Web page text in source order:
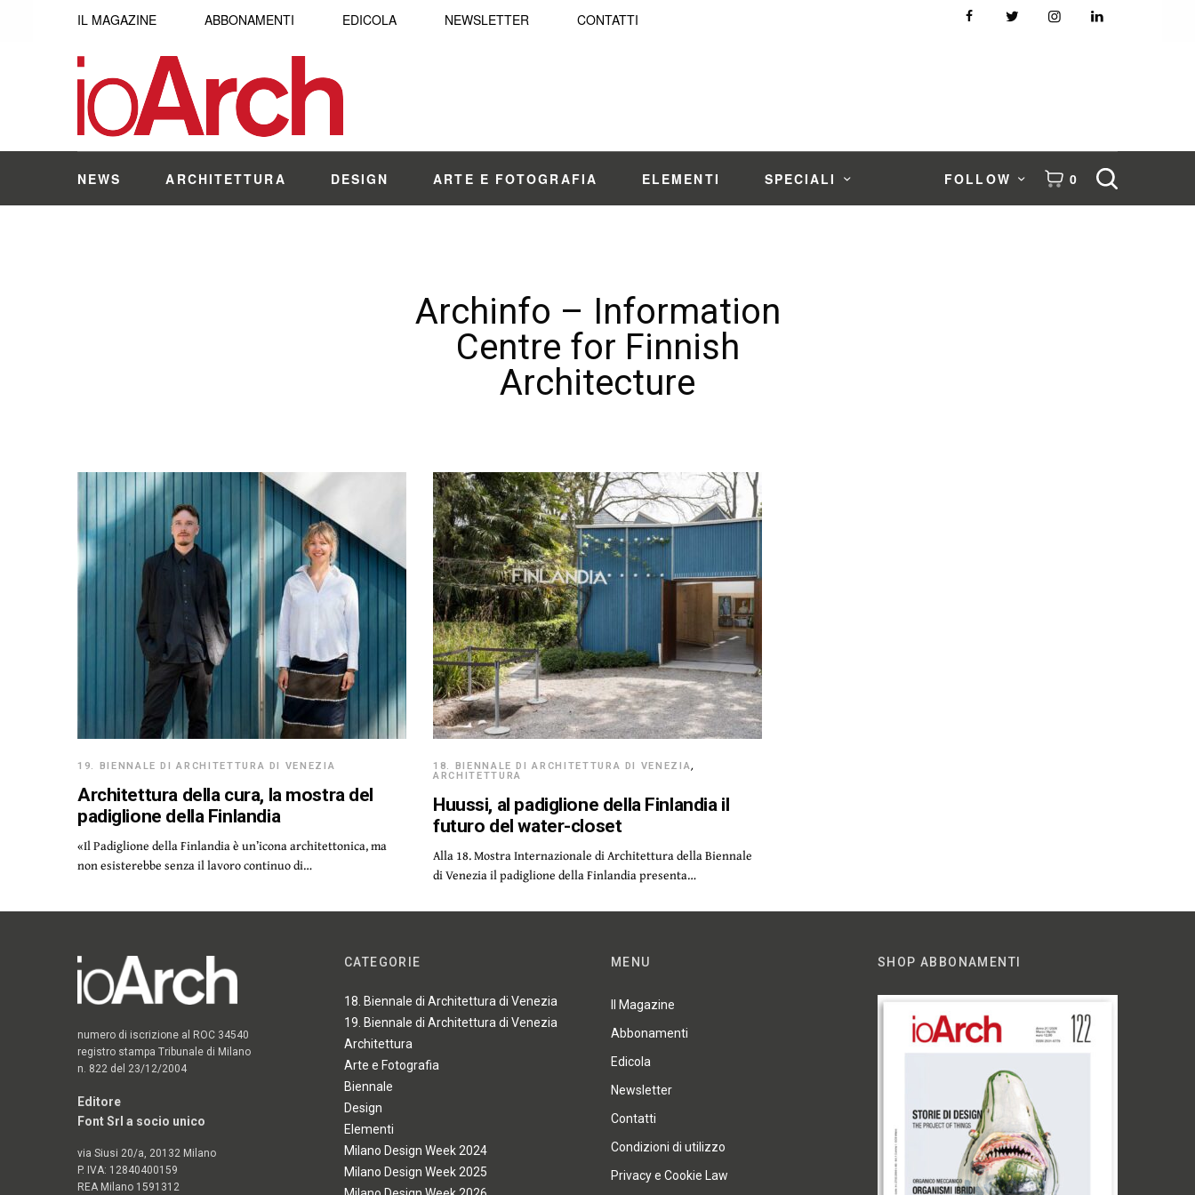
IL MAGAZINE ABBONAMENTI EDICOLA NEWSLETTER CONTATTI
NEWS ARCHITETTURA DESIGN ARTE E FOTOGRAFIA ELEMENTI SPECIALI FOLLOW 0
Archinfo – Information
Centre for Finnish
Architecture
19. BIENNALE DI ARCHITETTURA DI VENEZIA
Architettura della cura, la mostra del
padiglione della Finlandia
«Il Padiglione della Finlandia è un’icona architettonica, ma
non esisterebbe senza il lavoro continuo di…
18. BIENNALE DI ARCHITETTURA DI VENEZIA,
ARCHITETTURA
Huussi, al padiglione della Finlandia il
futuro del water-closet
Alla 18. Mostra Internazionale di Architettura della Biennale
di Venezia il padiglione della Finlandia presenta…
numero di iscrizione al ROC 34540
registro stampa Tribunale di Milano
n. 822 del 23/12/2004
Editore
Font Srl a socio unico
via Siusi 20/a, 20132 Milano
P. IVA: 12840400159
REA Milano 1591312
CATEGORIE
18. Biennale di Architettura di Venezia
19. Biennale di Architettura di Venezia
Architettura
Arte e Fotografia
Biennale
Design
Elementi
Milano Design Week 2024
Milano Design Week 2025
MENU
Il Magazine
Abbonamenti
Edicola
Newsletter
Contatti
Condizioni di utilizzo
Privacy e Cookie Law
SHOP ABBONAMENTI